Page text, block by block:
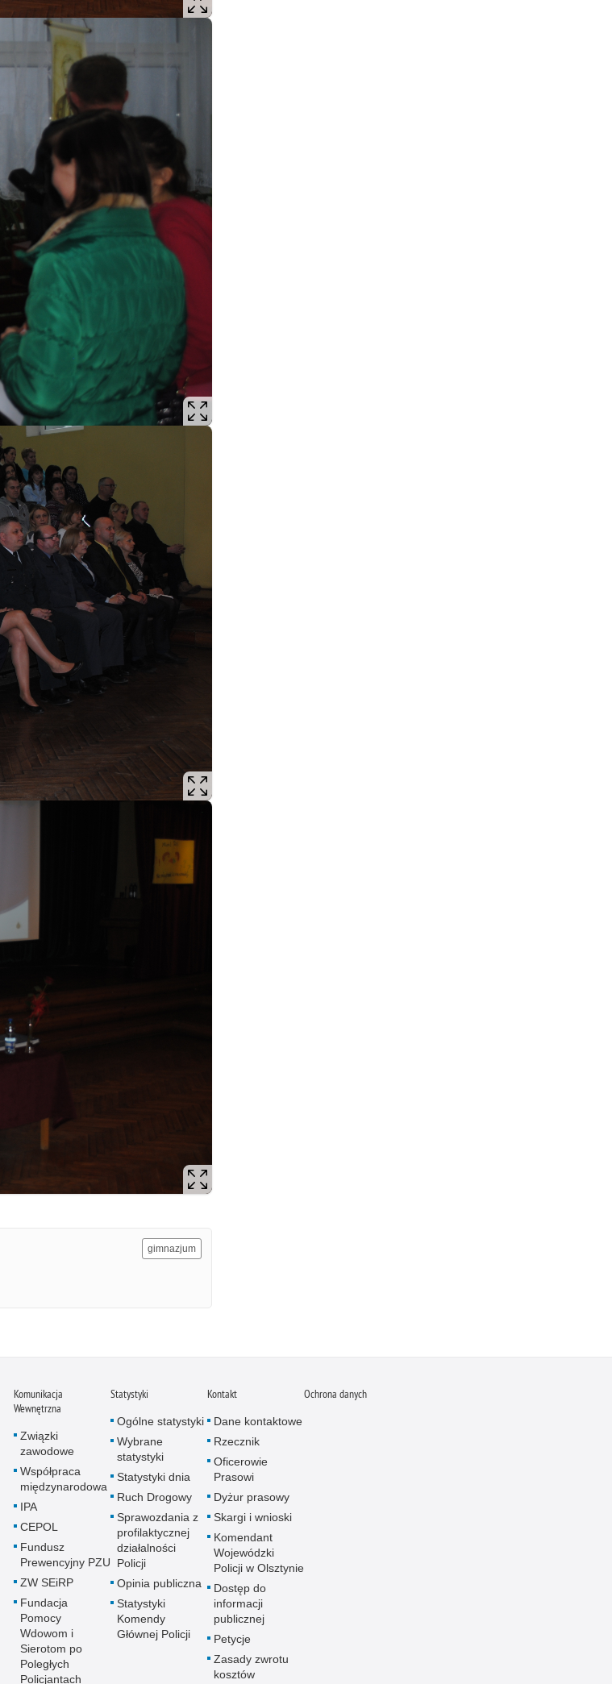
gimnazjum
Komunikacja
Wewnętrzna
Związki
zawodowe
Współpraca
międzynarodowa
IPA
CEPOL
Fundusz
Prewencyjny PZU
ZW SEiRP
Fundacja
Pomocy
Wdowom i
Sierotom po
Poległych
Policjantach
Statystyki
Ogólne statystyki
Wybrane
statystyki
Statystyki dnia
Ruch Drogowy
Sprawozdania z
profilaktycznej
działalności
Policji
Opinia publiczna
Statystyki
Komendy
Głównej Policji
Kontakt
Dane kontaktowe
Rzecznik
Oficerowie
Prasowi
Dyżur prasowy
Skargi i wnioski
Komendant
Wojewódzki
Policji w Olsztynie
Dostęp do
informacji
publicznej
Petycje
Zasady zwrotu
kosztów
Ochrona danych